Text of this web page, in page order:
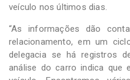
veículo nos últimos dias.
“As informações dão
relacionamento, em um
delegacia se há registros
análise do carro indica que